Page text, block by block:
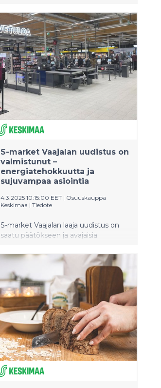
kesäkuun liikevaihto oli 375,1
miljoonaa euroa, jossa oli kasvua
edellisvuoteen 1,7 prosenttia.
Marketkaupan hyvä kehitys jatkui
päivittäistavarakaupan myynnin
kasvaessa selvästi alan markkinaa
paremmin. Viileä alkukesä heijastui
erityisesti ravintolakaupan kysyntään.
S-market Vaajalan uudistus on
valmistunut –
energiatehokkuutta ja
sujuvampaa asiointia
4.3.2025 10:15:00 EET | Osuuskauppa
Keskimaa | Tiedote
S-market Vaajalan laaja uudistus on
saatu päätökseen ja avajaisia
myötä myymälän palvelut ovat
parantuneet merkittävästi, joten
asiakkaat pääsevät nauttimaan
entistä sujuvammasta
asiointikokemuksesta. Uudistuksen
keskiössä on ollut
energiatehokkuuden parantaminen
sekä myymälän toimivuuden ja
asioinnin sujuvoittaminen.